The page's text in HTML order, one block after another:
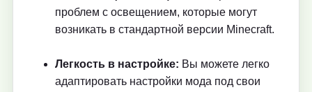
проблем с освещением, которые могут
возникать в стандартной версии Minecraft.
Легкость в настройке: Вы можете легко
адаптировать настройки мода под свои